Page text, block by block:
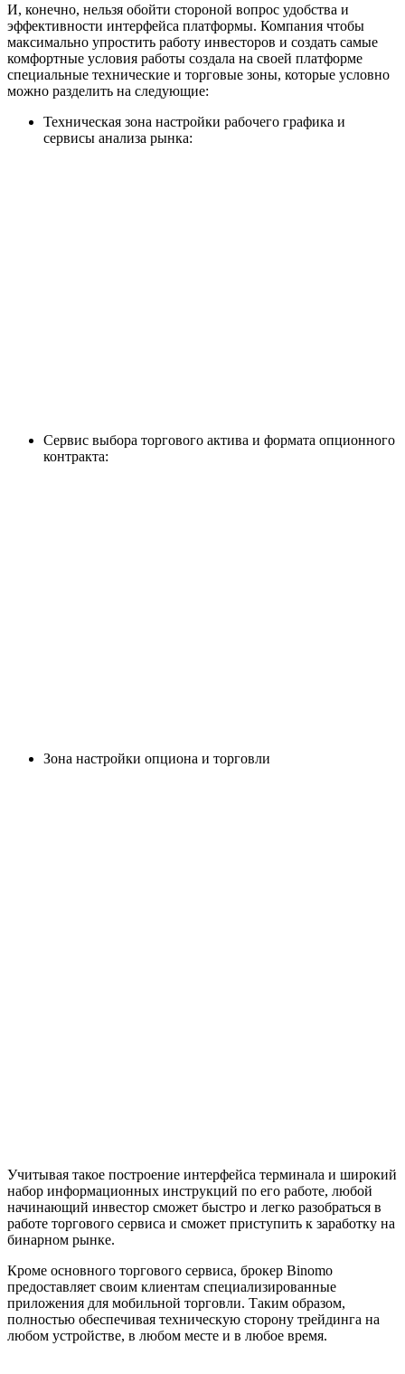
И, конечно, нельзя обойти стороной вопрос удобства и
эффективности интерфейса платформы. Компания чтобы
максимально упростить работу инвесторов и создать самые
комфортные условия работы создала на своей платформе
специальные технические и торговые зоны, которые условно
можно разделить на следующие:
Техническая зона настройки рабочего графика и
сервисы анализа рынка:
Сервис выбора торгового актива и формата опционного
контракта:
Зона настройки опциона и торговли
Учитывая такое построение интерфейса терминала и широкий
набор информационных инструкций по его работе, любой
начинающий инвестор сможет быстро и легко разобраться в
работе торгового сервиса и сможет приступить к заработку на
бинарном рынке.
Кроме основного торгового сервиса, брокер Binomo
предоставляет своим клиентам специализированные
приложения для мобильной торговли. Таким образом,
полностью обеспечивая техническую сторону трейдинга на
любом устройстве, в любом месте и в любое время.